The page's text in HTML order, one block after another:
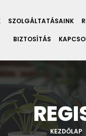
SZOLGÁLTATÁSAINK
BIZTOSÍTÁS
KEZDŐLAP